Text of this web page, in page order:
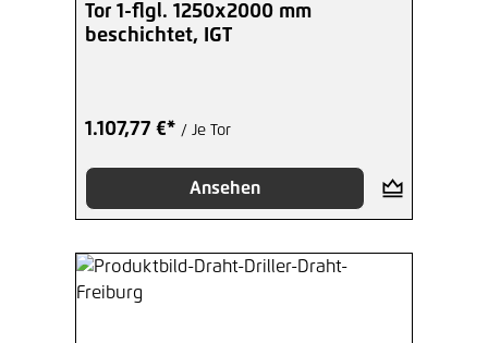
Tor 1-flgl. 1250x2000 mm
beschichtet, IGT
1.107,77 €* / Je Tor
Ansehen